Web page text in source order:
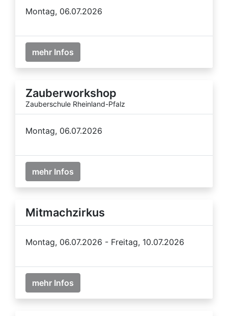
Montag, 06.07.2026
mehr Infos
Zauberworkshop
Zauberschule Rheinland-Pfalz
Montag, 06.07.2026
mehr Infos
Mitmachzirkus
Montag, 06.07.2026 - Freitag, 10.07.2026
mehr Infos